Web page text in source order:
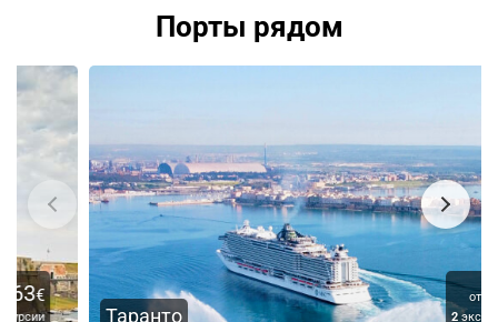
Порты рядом
Таранто
от 45€
экскурсии